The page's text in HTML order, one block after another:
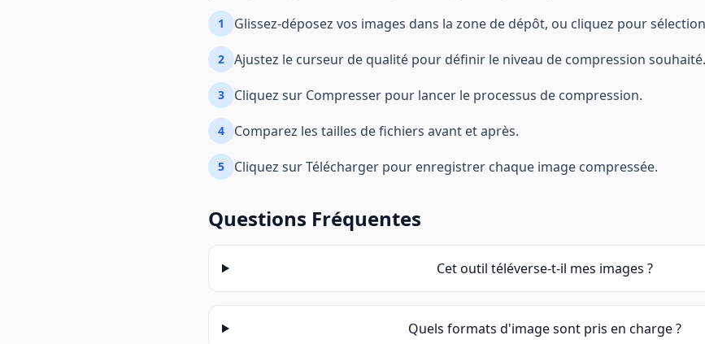
1 Glissez-déposez vos images dans la zone de dépôt, ou cliquez pour
2 Ajustez le curseur de qualité pour définir le niveau de compression souhaité.
3 Cliquez sur Compresser pour lancer le processus de compression.
4 Comparez les tailles de fichiers avant et après.
5 Cliquez sur Télécharger pour enregistrer chaque image compressée.
Questions Fréquentes
Cet outil téléverse-t-il mes images ?
Quels formats d'image sont pris en charge ?